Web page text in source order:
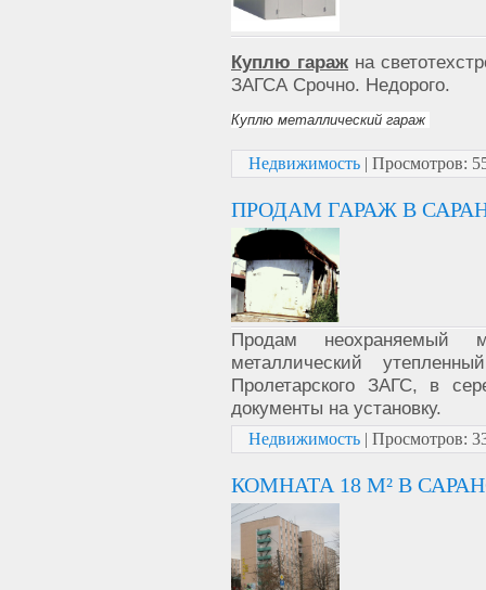
Куплю гараж на
ЗАГСА Срочно. Недорого.
Куплю металлический гараж
Недвижимость | Просмотров:
ПРОДАМ ГАРАЖ В
Продам неохраняемый
металлический
Пролетарского ЗАГС, в
документы на установку.
Недвижимость | Просмотров:
КОМНАТА 18 М² В